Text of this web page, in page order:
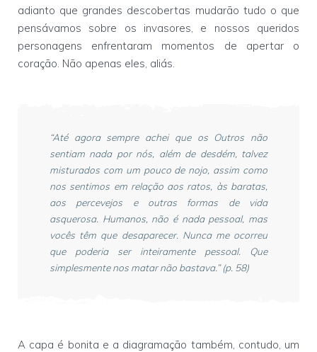
adianto que grandes descobertas mudarão tudo o que
pensávamos sobre os invasores, e nossos queridos
personagens enfrentaram momentos de apertar o
coração. Não apenas eles, aliás.
“Até agora sempre achei que os Outros não
sentiam nada por nós, além de desdém, talvez
misturados com um pouco de nojo, assim como
nos sentimos em relação aos ratos, às baratas,
aos percevejos e outras formas de vida
asquerosa. Humanos, não é nada pessoal, mas
vocês têm que desaparecer. Nunca me ocorreu
que poderia ser inteiramente pessoal. Que
simplesmente nos matar não bastava.” (p. 58)
A capa é bonita e a diagramação também, contudo, um